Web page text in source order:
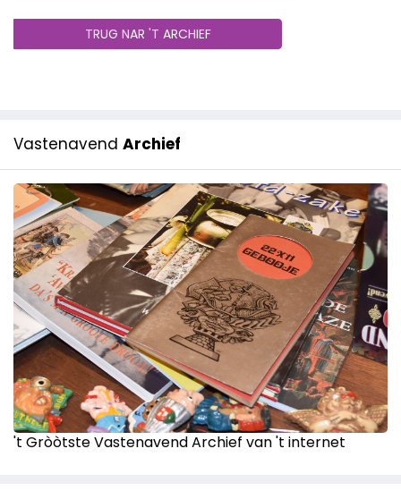
TRUG NAR 'T ARCHIEF
Vastenavend Archief
't Gròòtste Vastenavend Archief van 't internet